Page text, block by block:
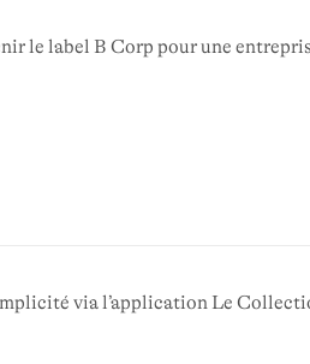
le label B Corp pour une
via l’application Le